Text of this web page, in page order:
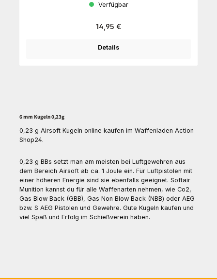
Verfügbar
Regulärer Preis:
14,95 €
Details
6 mm Kugeln 0,23g
0,23 g Airsoft Kugeln online kaufen im Waffenladen Action-
Shop24.
0,23 g BBs setzt man am meisten bei Luftgewehren aus
dem Bereich Airsoft ab ca. 1 Joule ein. Für Luftpistolen mit
einer höheren Energie sind sie ebenfalls geeignet. Softair
Munition kannst du für alle Waffenarten nehmen, wie Co2,
Gas Blow Back (GBB), Gas Non Blow Back (NBB) oder AEG
bzw. S AEG Pistolen und Gewehre. Gute Kugeln kaufen und
viel Spaß und Erfolg im Schießverein haben.